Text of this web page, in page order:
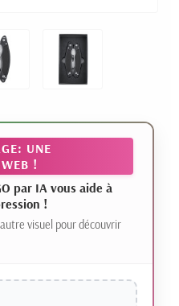
UNE
!
par IA vous aide à
!
visuel pour découvrir